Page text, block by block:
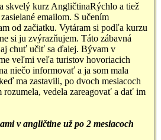
skvelý kurz AngličtinaRýchlo a tiež
emailom. S učením
od začiatku. Vytáram si podľa kurzu
si ju zvýrazňujem. Táto zábavná
chuť učiť sa ďalej. Bývam v
veľmi veľa turistov hovoriacich
niečo informovať a ja som mala
ma zastavili, po dvoch mesiacoch
rozumela, vedela zareagovať a dať im
v angličtine už po 2 mesiacoch